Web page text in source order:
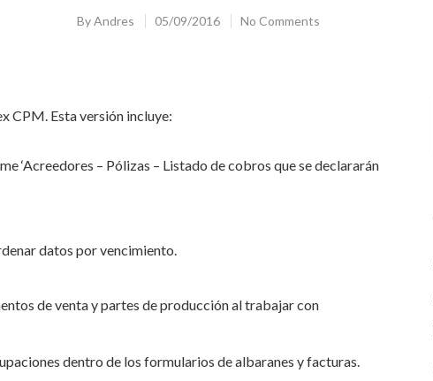
ByAndres 05/09/2016 No Comments
CPM. Esta versión incluye:
‘Acreedores – Pólizas – Listado de cobros que se declararán
datos por vencimiento.
de venta y partes de producción al trabajar con
dentro de los formularios de albaranes y facturas.